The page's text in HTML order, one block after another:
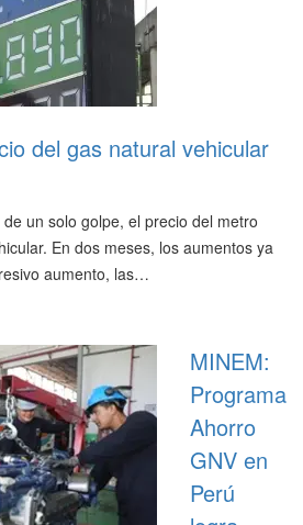
del gas natural vehicular
un solo golpe, el precio del metro
En dos meses, los aumentos ya
aumento, las…
MINEM:
Programa
Ahorro
GNV en
Perú